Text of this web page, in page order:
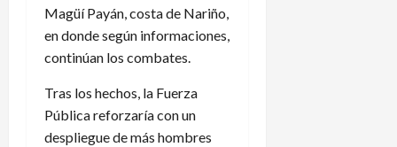
Magüí Payán, costa de Nariño,
en donde según informaciones,
continúan los combates.
Tras los hechos, la Fuerza
Pública reforzaría con un
despliegue de más hombres